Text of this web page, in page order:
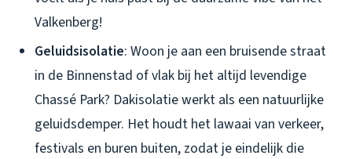
Valkenberg!
Geluidsisolatie: Woon je aan een bruisende straat
in de Binnenstad of vlak bij het altijd levendige
Chassé Park? Dakisolatie werkt als een natuurlijke
geluidsdemper. Het houdt het lawaai van verkeer,
festivals en buren buiten, zodat je eindelijk die